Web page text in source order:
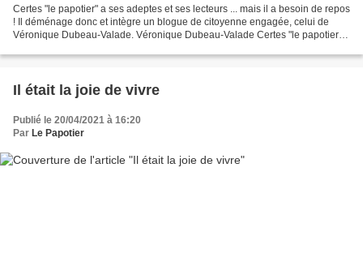
Certes "le papotier" a ses adeptes et ses lecteurs ... mais il a besoin de repos
! Il déménage donc et intègre un blogue de citoyenne engagée, celui de
Véronique Dubeau-Valade. Véronique Dubeau-Valade Certes "le papotier" a
Il était la joie de vivre
Publié le 20/04/2021 à 16:20
Par Le Papotier